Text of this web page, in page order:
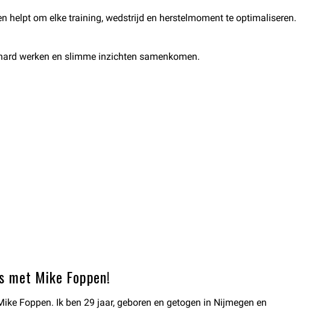
helpt om elke training, wedstrijd en herstelmoment te optimaliseren.
werken en slimme inzichten samenkomen.
met Mike Foppen!
Foppen. Ik ben 29 jaar, geboren en getogen in Nijmegen en